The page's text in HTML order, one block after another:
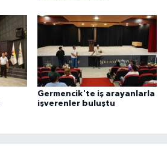
Germencik'te iş arayanlarla
işverenler buluştu